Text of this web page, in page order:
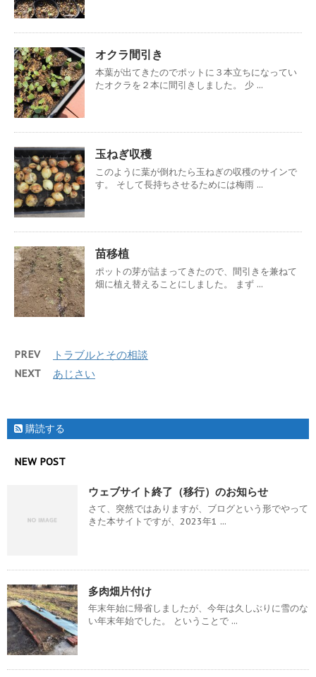
オクラ間引き
本葉が出てきたのでポットに３本立ちになってい
たオクラを２本に間引きしました。 少 ...
玉ねぎ収穫
このように葉が倒れたら玉ねぎの収穫のサインで
す。 そして長持ちさせるためには梅雨 ...
苗移植
ポットの芽が詰まってきたので、間引きを兼ねて
畑に植え替えることにしました。 まず ...
PREV トラブルとその相談
NEXT あじさい
購読する
NEW POST
ウェブサイト終了（移行）のお知らせ
さて、突然ではありますが、ブログという形でやって
きた本サイトですが、2023年1 ...
多肉畑片付け
年末年始に帰省しましたが、今年は久しぶりに雪のな
い年末年始でした。 ということで ...